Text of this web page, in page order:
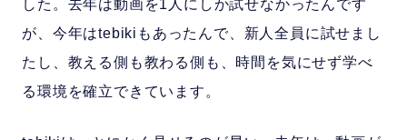
した。去年は動画を1人にしか試せなかったんです
が、今年はtebikiもあったんで、新人全員に試せまし
たし、教える側も教わる側も、時間を気にせず学べ
る環境を確立できています。